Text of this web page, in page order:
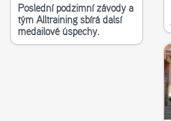
Poslední podzimní závody a
tým Alltraining sbírá další
medailové úspěchy.